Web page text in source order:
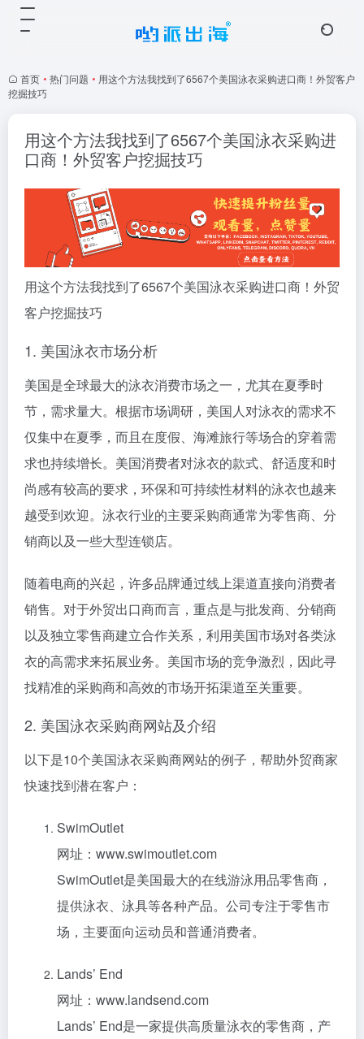
首页 • 热门问题 • 用这个方法我找到了6567个美国泳衣采购进口商！外贸客户
挖掘技巧
用这个方法我找到了6567个美国泳衣采购进
口商！外贸客户挖掘技巧
用这个方法我找到了6567个美国泳衣采购进口商！外贸
客户挖掘技巧
1. 美国泳衣市场分析
美国是全球最大的泳衣消费市场之一，尤其在夏季时
节，需求量大。根据市场调研，美国人对泳衣的需求不
仅集中在夏季，而且在度假、海滩旅行等场合的穿着需
求也持续增长。美国消费者对泳衣的款式、舒适度和时
尚感有较高的要求，环保和可持续性材料的泳衣也越来
越受到欢迎。泳衣行业的主要采购商通常为零售商、分
销商以及一些大型连锁店。
随着电商的兴起，许多品牌通过线上渠道直接向消费者
销售。对于外贸出口商而言，重点是与批发商、分销商
以及独立零售商建立合作关系，利用美国市场对各类泳
衣的高需求来拓展业务。美国市场的竞争激烈，因此寻
找精准的采购商和高效的市场开拓渠道至关重要。
2. 美国泳衣采购商网站及介绍
以下是10个美国泳衣采购商网站的例子，帮助外贸商家
快速找到潜在客户：
SwimOutlet
网址：www.swimoutlet.com
SwimOutlet是美国最大的在线游泳用品零售商，
提供泳衣、泳具等各种产品。公司专注于零售市
场，主要面向运动员和普通消费者。
Lands’ End
网址：www.landsend.com
Lands’ End是一家提供高质量泳衣的零售商，产